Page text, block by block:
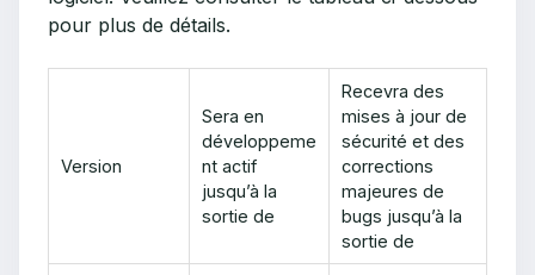
pour plus de détails.
Version
Sera en
développeme
nt actif
jusqu’à la
sortie de
Recevra des
mises à jour de
sécurité et des
corrections
majeures de
bugs jusqu’à la
sortie de